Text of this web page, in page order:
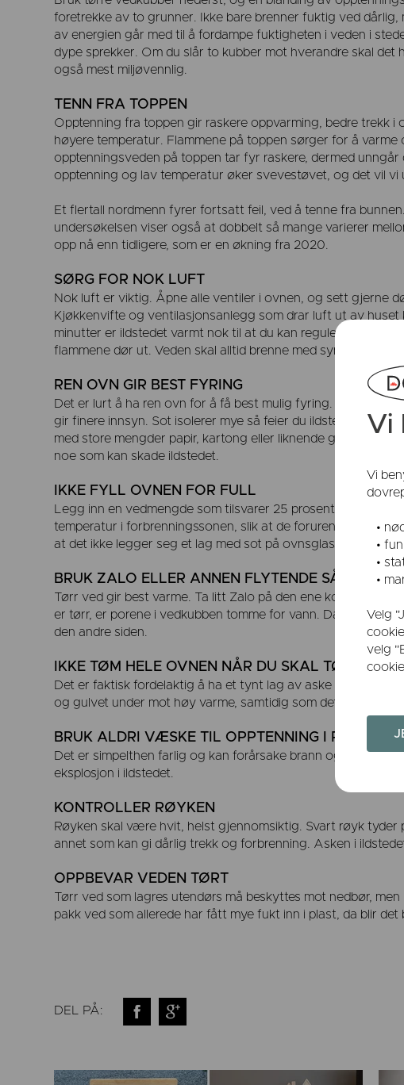
foretrekke av to grunner. Ikke bare brenner fuktig ved
av energien går med til å fordampe fuktigheten i veden i
dype sprekker. Om du slår to kubber mot hverandre skal
også mest miljøvennlig.
TENN FRA TOPPEN
Opptenning fra toppen gir raskere oppvarming, bedre trekk
høyere temperatur. Flammene på toppen sørger for å
opptenningsveden på toppen tar fyr raskere, dermed
opptenning og lav temperatur øker svevestøvet, og det vil vi
Et flertall nordmenn fyrer fortsatt feil, ved å tenne fra
undersøkelsen viser også at dobbelt så mange varierer
opp nå enn tidligere, som er en økning fra 2020.
SØRG FOR NOK LUFT
Nok luft er viktig. Åpne alle ventiler i ovnen, og sett gjerne
Kjøkkenvifte og ventilasjonsanlegg som drar luft ut av huset
minutter er ildstedet varmt nok til at du kan regulere
flammene dør ut. Veden skal alltid brenne med synlig flamme.
REN OVN GIR BEST FYRING
Det er lurt å ha ren ovn for å få best mulig fyring. En ren
gir finere innsyn. Sot isolerer mye så feier du ildstedet rent
med store mengder papir, kartong eller liknende gir grisete
noe som kan skade ildstedet.
IKKE FYLL OVNEN FOR FULL
Legg inn en vedmengde som tilsvarer 25 prosent av
temperatur i forbrenningssonen, slik at de forurensende
at det ikke legger seg et lag med sot på ovnsglasset. Sjekk
BRUK ZALO ELLER ANNEN FLYTENDE SÅPE FOR
Tørr ved gir best varme. Ta litt Zalo på den ene kortenden
er tørr, er porene i vedkubben tomme for vann. Da kan man
den andre siden.
IKKE TØM HELE OVNEN NÅR DU SKAL TØMME
Det er faktisk fordelaktig å ha et tynt lag av aske igjen på
og gulvet under mot høy varme, samtidig som det blir raskere
BRUK ALDRI VÆSKE TIL OPPTENNING I PEIS OG
Det er simpelthen farlig og kan forårsake brann og
eksplosjon i ildstedet.
KONTROLLER RØYKEN
Røyken skal være hvit, helst gjennomsiktig. Svart røyk tyder
annet som kan gi dårlig trekk og forbrenning. Asken i
OPPBEVAR VEDEN TØRT
Tørr ved som lagres utendørs må beskyttes mot nedbør,
pakk ved som allerede har fått mye fukt inn i plast, da blir det
DEL PÅ:
Vi
Vi
•
•
•
•
Velg
velg